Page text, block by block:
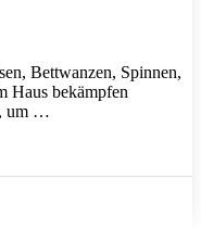
Bettwanzen, Spinnen,
Haus bekämpfen
um …